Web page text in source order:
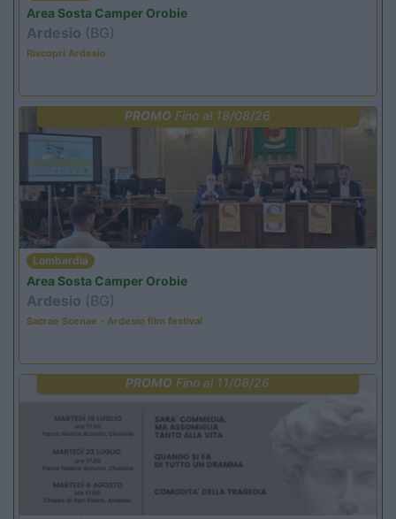
Area Sosta Camper Orobie
Ardesio (BG)
Riscopri Ardesio
PROMO Fino al 18/08/26
Lombardia
Area Sosta Camper Orobie
Ardesio (BG)
Sacrae Scenae - Ardesio film festival
PROMO Fino al 11/08/26